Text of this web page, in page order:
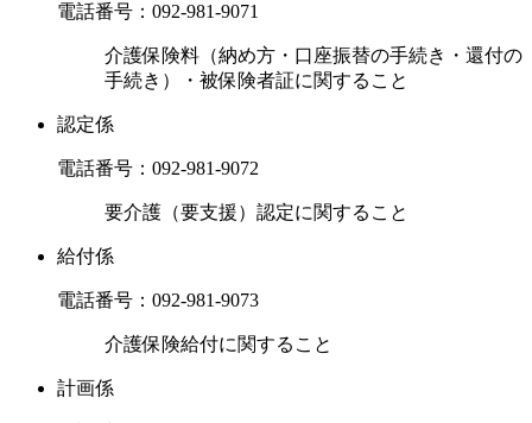
電話番号： 092-981-9071
介護保険料（納め方・口座振替の手続き・還付の
手続き）・被保険者証に関すること
認定係
電話番号： 092-981-9072
要介護（要支援）認定に関すること
給付係
電話番号： 092-981-9073
介護保険給付に関すること
計画係